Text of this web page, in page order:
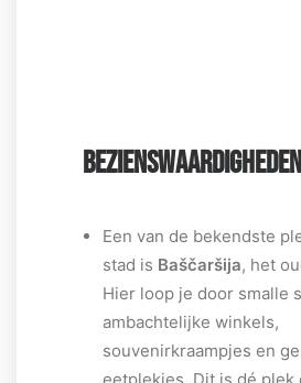
Een van de bekendste
stad is Baščaršija, het
Hier loop je door smalle
ambachtelijke winkels,
souvenirkraampjes en